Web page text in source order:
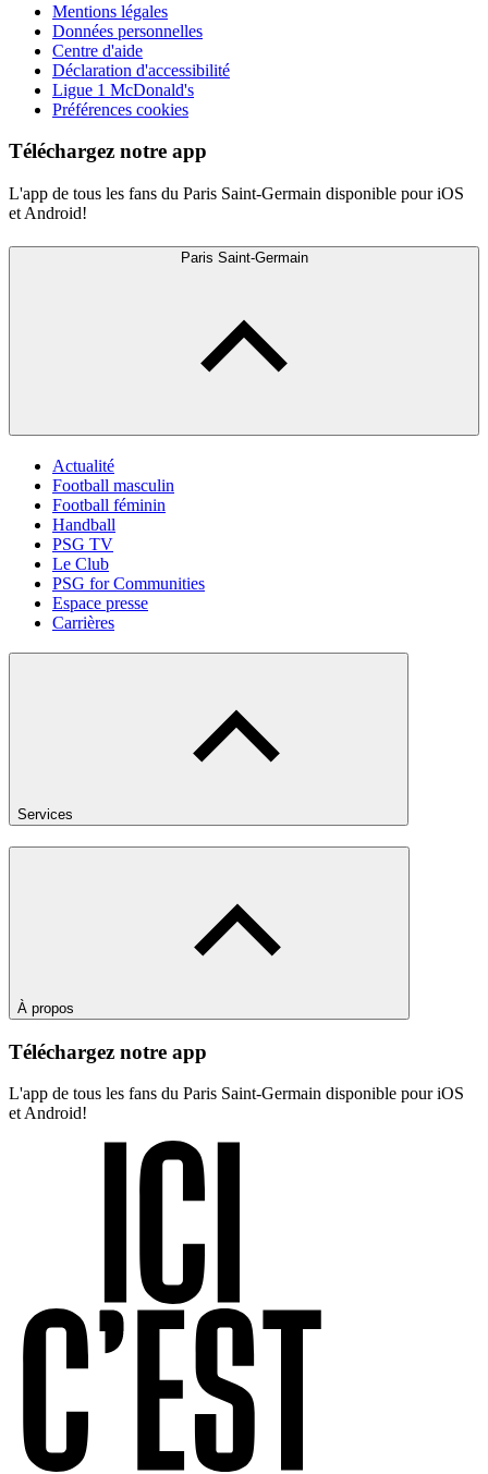
Mentions légales
Données personnelles
Centre d'aide
Déclaration d'accessibilité
Ligue 1 McDonald's
Préférences cookies
Téléchargez notre app
L'app de tous les fans du Paris Saint-Germain disponible pour iOS
et Android!
Paris Saint-Germain
Actualité
Football masculin
Football féminin
Handball
PSG TV
Le Club
PSG for Communities
Espace presse
Carrières
Services
À propos
Téléchargez notre app
L'app de tous les fans du Paris Saint-Germain disponible pour iOS
et Android!